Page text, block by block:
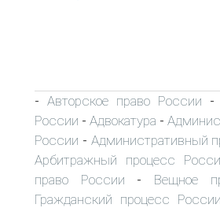
- Авторское право России -
России - Адвокатура -
России - Административный
Арбитражный процесс
право России - Вещное
Гражданский процесс России